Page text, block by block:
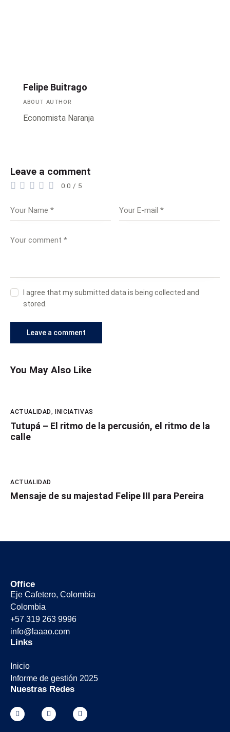
Felipe Buitrago
ABOUT AUTHOR
Economista Naranja
Leave a comment
0.0 / 5
I agree that my submitted data is being collected and
stored.
You May Also Like
ACTUALIDAD, INICIATIVAS
Tutupá – El ritmo de la percusión, el ritmo de la
calle
ACTUALIDAD
Mensaje de su majestad Felipe III para Pereira
Office
Eje Cafetero, Colombia
Colombia
+57 319 263 9996
info@laaao.com
Links
Inicio
Informe de gestión 2025
Nuestras Redes